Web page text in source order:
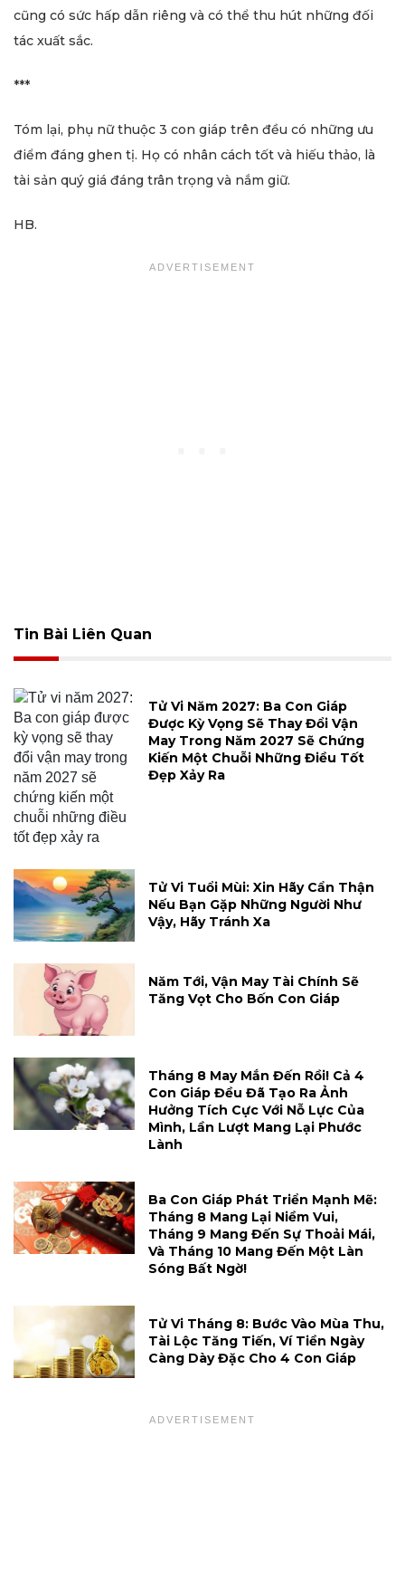
cũng có sức hấp dẫn riêng và có thể thu hút những đối
tác xuất sắc.
***
Tóm lại, phụ nữ thuộc 3 con giáp trên đều có những ưu
điểm đáng ghen tị. Họ có nhân cách tốt và hiếu thảo, là
tài sản quý giá đáng trân trọng và nắm giữ.
HB.
Tin Bài Liên Quan
Tử Vi Năm 2027: Ba Con Giáp
Được Kỳ Vọng Sẽ Thay Đổi Vận
May Trong Năm 2027 Sẽ Chứng
Kiến Một Chuỗi Những Điều Tốt
Đẹp Xảy Ra
Tử Vi Tuổi Mùi: Xin Hãy Cẩn Thận
Nếu Bạn Gặp Những Người Như
Vậy, Hãy Tránh Xa
Năm Tới, Vận May Tài Chính Sẽ
Tăng Vọt Cho Bốn Con Giáp
Tháng 8 May Mắn Đến Rồi! Cả 4
Con Giáp Đều Đã Tạo Ra Ảnh
Hưởng Tích Cực Với Nỗ Lực Của
Mình, Lần Lượt Mang Lại Phước
Lành
Ba Con Giáp Phát Triển Mạnh Mẽ:
Tháng 8 Mang Lại Niềm Vui,
Tháng 9 Mang Đến Sự Thoải Mái,
Và Tháng 10 Mang Đến Một Làn
Sóng Bất Ngờ!
Tử Vi Tháng 8: Bước Vào Mùa Thu,
Tài Lộc Tăng Tiến, Ví Tiền Ngày
Càng Dày Đặc Cho 4 Con Giáp